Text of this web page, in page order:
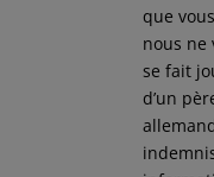
que
nous ne
se fait
d’un